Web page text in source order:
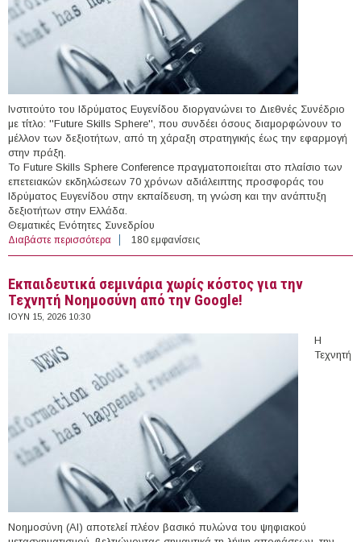
Ινστιτούτο του Ιδρύματος Ευγενίδου διοργανώνει το Διεθνές Συνέδριο
με τίτλο: ''Future Skills Sphere'', που συνδέει όσους διαμορφώνουν το
μέλλον των δεξιοτήτων, από τη χάραξη στρατηγικής έως την εφαρμογή
στην πράξη.
Το Future Skills Sphere Conference πραγματοποιείται στο πλαίσιο των
επετειακών εκδηλώσεων 70 χρόνων αδιάλειπτης προσφοράς του
Ιδρύματος Ευγενίδου στην εκπαίδευση, τη γνώση και την ανάπτυξη
δεξιοτήτων στην Ελλάδα.
Θεματικές Ενότητες Συνεδρίου
Διαβάστε περισσότερα για 16-17/06/2026 - Future Skills Sphere (Αθήνα)
180 εμφανίσεις
Εκπαιδευτικά σεμινάρια χωρίς κόστος για την
Τεχνητή Νοημοσύνη από την Google!
ΙΟΥΝ 15, 2026 10:30
Η
Τεχνητή
Νοημοσύνη (ΑΙ) αποτελεί πλέον βασικό πυλώνα του ψηφιακού